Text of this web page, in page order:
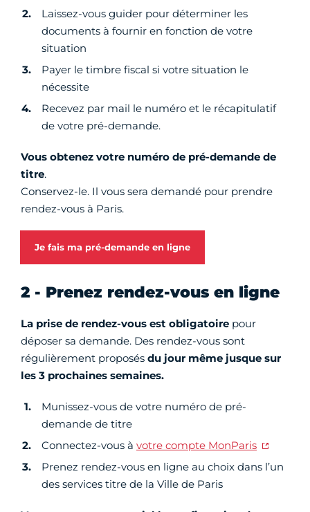
Laissez-vous guider pour déterminer les
documents à fournir en fonction de votre
situation
Payer le timbre fiscal si votre situation le
nécessite
Recevez par mail le numéro et le récapitulatif
de votre pré-demande.
Vous obtenez votre numéro de pré-demande de
titre.
Conservez-le. Il vous sera demandé pour prendre
rendez-vous à Paris.
Je fais ma pré-demande en ligne
2 - Prenez rendez-vous en ligne
La prise de rendez-vous est obligatoire pour
déposer sa demande. Des rendez-vous sont
régulièrement proposés du jour même jusque sur
les 3 prochaines semaines.
Munissez-vous de votre numéro de pré-
demande de titre
Connectez-vous à votre compte MonParis
Prenez rendez-vous en ligne au choix dans l’un
des services titre de la Ville de Paris